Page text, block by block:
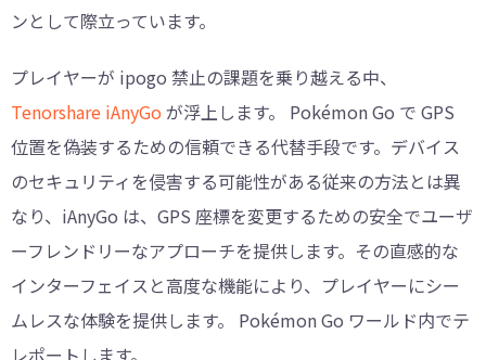
ンとして際立っています。
プレイヤーが ipogo 禁止の課題を乗り越える中、
Tenorshare iAnyGoが浮上します。 Pokémon Go で GPS
位置を偽装するための信頼できる代替手段です。デバイス
のセキュリティを侵害する可能性がある従来の方法とは異
なり、iAnyGo は、GPS 座標を変更するための安全でユーザ
ーフレンドリーなアプローチを提供します。その直感的な
インターフェイスと高度な機能により、プレイヤーにシー
ムレスな体験を提供します。 Pokémon Go ワールド内でテ
レポートします。